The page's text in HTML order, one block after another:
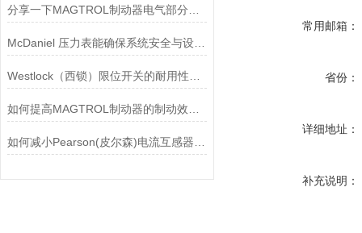
McDaniel 压力表能确保系统安全与设备寿命延长
常用邮箱：
省份：
详细地址：
补充说明：